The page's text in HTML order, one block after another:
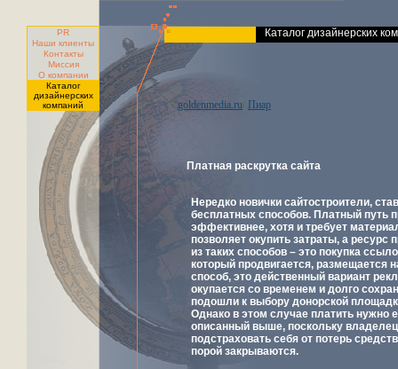
PR
Наши клиенты
Контакты
Миссия
О компании
Каталог
дизайнерских
компаний
Каталог дизайнерских
/ goldenmedia.ru/ Пиар
Платная раскрутка сайта
Нередко новички сайтостроители,
бесплатных способов. Платный путь
эффективнее, хотя и требует
позволяет окупить затраты, а
из таких способов – это покупка
который продвигается, размещается
способ, это действенный вариант
окупается со временем и долго
подошли к выбору донорской
Однако в этом случае платить нужно
описанный выше, поскольку владелец
подстраховать себя от потерь
порой закрываются.